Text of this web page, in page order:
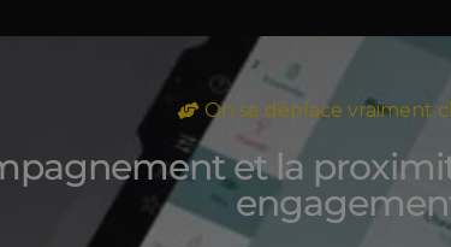
On se déplace vraiment
et la